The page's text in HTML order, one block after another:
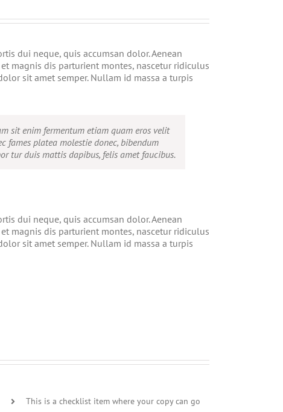
dui neque, quis accumsan dolor. Aenean
magnis dis parturient montes, nascetur ridiculus
sit amet semper. Nullam id massa a turpis
sit enim fermentum etiam quam eros velit
fames platea molestie donec, bibendum
tur duis mattis dapibus, felis amet faucibus.
dui neque, quis accumsan dolor. Aenean
magnis dis parturient montes, nascetur ridiculus
sit amet semper. Nullam id massa a turpis
This is a checklist item where your copy can go